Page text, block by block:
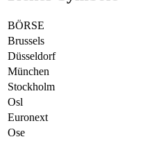
BÖRSE
Brussels
Düsseldorf
München
Stockholm
Osl
Euronext
Ose